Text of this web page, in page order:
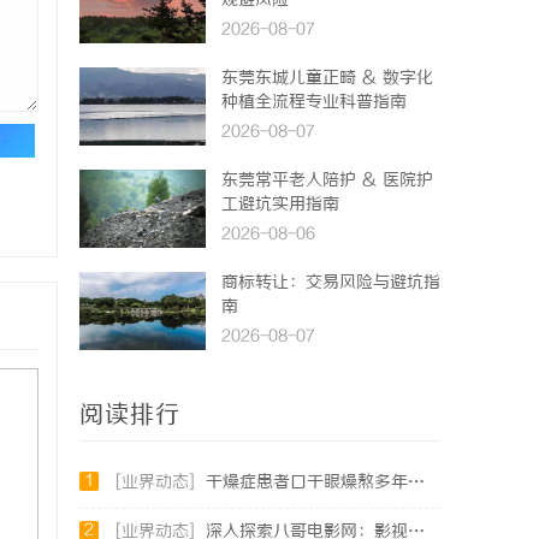
2026-08-07
东莞东城儿童正畸 & 数字化
种植全流程专业科普指南
2026-08-07
东莞常平老人陪护 & 医院护
工避坑实用指南
2026-08-06
商标转让：交易风险与避坑指
南
2026-08-07
阅读排行
1 [业界动态] 干燥症患者口干眼燥熬多年，一个周期缓过来？老中医：一张辨证方对症，身体找回津液
2 [业界动态] 深入探索八哥电影网：影视资源的宝库与用户体验的革新